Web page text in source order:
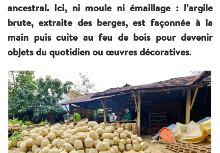
ancestral. Ici, ni moule ni émaillage : l’argile
brute, extraite des berges, est façonnée à la
main puis cuite au feu de bois pour devenir
objets du quotidien ou œuvres décoratives.